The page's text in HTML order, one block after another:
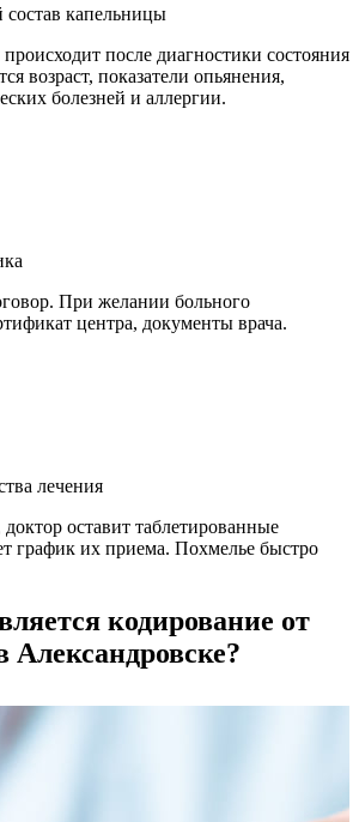
капельницы
после диагностики состояния
возраст, показатели опьянения,
болезней и аллергии.
При желании больного
центра, документы врача.
лечения
оставит таблетированные
график их приема. Похмелье быстро
кодирование от
Александровске?